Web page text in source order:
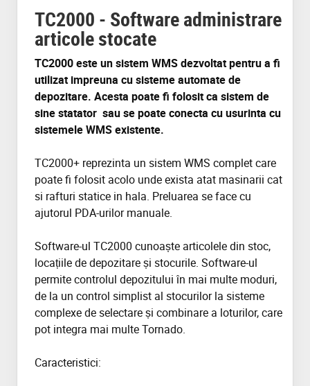
TC2000 - Software administrare
articole stocate
TC2000 este un sistem WMS dezvoltat pentru a fi
utilizat impreuna cu sisteme automate de
depozitare. Acesta poate fi folosit ca sistem de
sine statator sau se poate conecta cu usurinta cu
sistemele WMS existente.
TC2000+ reprezinta un sistem WMS complet care
poate fi folosit acolo unde exista atat masinarii cat
si rafturi statice in hala. Preluarea se face cu
ajutorul PDA-urilor manuale.
Software-ul TC2000 cunoaște articoleledin stoc,
locațiilededepozitareși stocurile. Software-ul
permitecontrolul depozitului în mai multe moduri,
de la un control simplist al stocurilorla sisteme
complexedeselectareși combinare a loturilor,care
pot integra mai multeTornado.
Caracteristici: